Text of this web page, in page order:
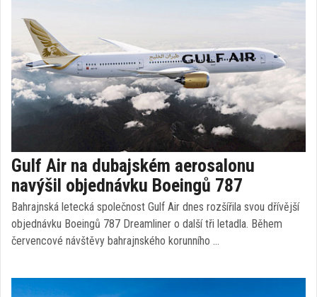
Gulf Air na dubajském aerosalonu
navýšil objednávku Boeingů 787
Bahrajnská letecká společnost Gulf Air dnes rozšířila svou dřívější
objednávku Boeingů 787 Dreamliner o další tři letadla. Během
červencové návštěvy bahrajnského korunního …